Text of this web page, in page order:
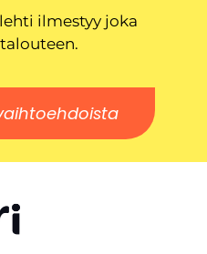
ilmestyy joka